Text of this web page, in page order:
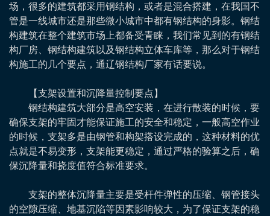
场，很多的建筑都采用钢结构，或者是混合搭建，在我国不
管是一线城市还是那些微小城市中都有钢结构的身影。钢结
构建筑在整个建筑市场上都备受青睐，我们常见到的有钢结
构厂房、钢结构建筑以及钢结构立体车库等，那么对于钢结
构施工的几个要点，通辽钢结构厂家有话要说。
【支架设置和沉降量控制要点】
钢结构建筑大部分是高空安装，在进行散装的时候，要
确保支架的牢固才能保证施工的安全和稳定，一般高空作业
的时候，支架多是由钢管和构架搭设完成的，这种材料的优
点就是不易变形，支架能更稳定，通过严格的验算之后，确
保沉降量和挠度值符合标准要求。
支架的整体沉降量主要是受杆件弹性的压缩、钢管接头
的空隙压缩、地基沉陷等因素影响较大，为了保证支架的稳